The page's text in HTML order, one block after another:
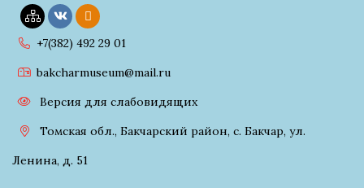
+7(382) 492 29 01
bakcharmuseum@mail.ru
Версия для слабовидящих
Томская обл., Бакчарский район, с. Бакчар, ул.
Ленина, д. 51